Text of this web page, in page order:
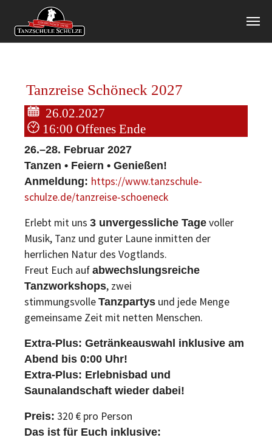
Tanzreise Schöneck 2027
26.02.2027
16:00 Offenes Ende
26.–28. Februar 2027
Tanzen • Feiern • Genießen!
Anmeldung: https://www.tanzschule-
schulze.de/tanzreise-schoeneck
Erlebt mit uns 3 unvergessliche Tage voller
Musik, Tanz und guter Laune inmitten der
herrlichen Natur des Vogtlands.
Freut Euch auf abwechslungsreiche
Tanzworkshops, zwei
stimmungsvolle Tanzpartys und jede Menge
gemeinsame Zeit mit netten Menschen.
Extra-Plus: Getränkeauswahl inklusive am
Abend bis 0:00 Uhr!
Extra-Plus: Erlebnisbad und
Saunalandschaft wieder dabei!
Preis: 320 € pro Person
Das ist für Euch inklusive: